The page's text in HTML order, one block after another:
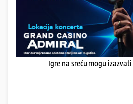
Igre na sreću mogu